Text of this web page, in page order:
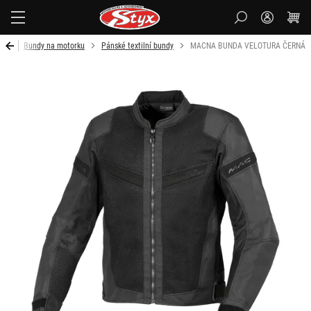
Bundy na motorku Pánské textilní bundy MACNA BUNDA VELOTURA ČERNÁ